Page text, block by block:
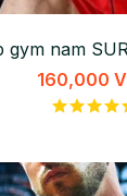
gym nam
160,000